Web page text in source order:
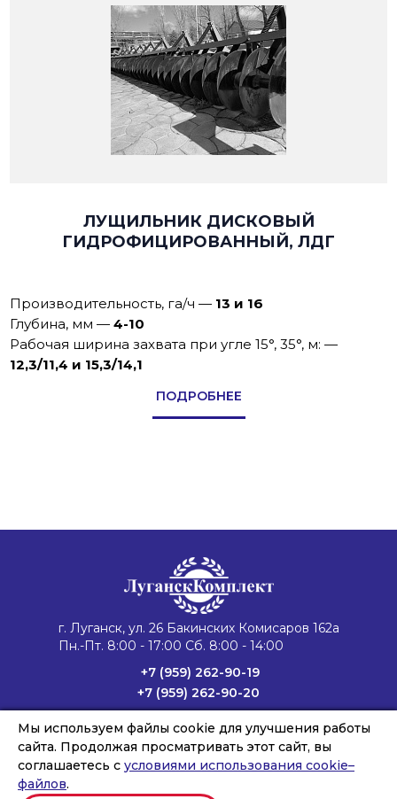
ЛУЩИЛЬНИК ДИСКОВЫЙ
ГИДРОФИЦИРОВАННЫЙ, ЛДГ
Производительность, га/ч — 13 и 16
Глубина, мм —4-10
Рабочая ширина захвата при угле 15°, 35°, м: —
12,3/11,4 и 15,3/14,1
ПОДРОБНЕЕ
г. Луганск, ул. 26 Бакинских Комисаров 162а
Пн.-Пт. 8:00 - 17:00 Сб. 8:00 - 14:00
+7 (959) 262-90-19
+7 (959) 262-90-20
lug4@vk.vapk.ru
Главная Каталог техникиЗапасные части
Сервис и ремонт
Лизинг и кредит
О компании
НовостиКонтакты
Мы используем файлы cookie для улучшения работы
сайта. Продолжая просматривать этот сайт, вы
соглашаетесь с условиями использования cookie–
файлов.